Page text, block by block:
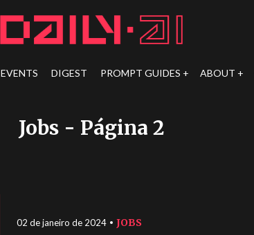
EVENTS DIGEST PROMPT GUIDES ABOUT
Jobs - Página 2
02 de janeiro de 2024 JOBS